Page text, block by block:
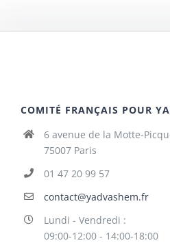
COMITÉ FRANÇAIS POUR
6 avenue de la Motte-
75007 Paris
01 47 20 99 57
contact@yadvashem.fr
Lundi - Vendredi :
09:00-12:00 - 14:00-18:00